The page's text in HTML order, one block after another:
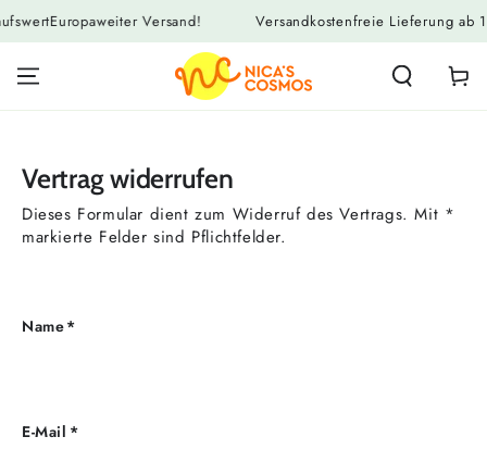
ZUM INHALT
SPRINGEN
Europaweiter Versand! Versandkostenfreie Lieferung ab
Vertrag widerrufen
Dieses Formular dient zum Widerruf des Vertrags. Mit *
markierte Felder sind Pflichtfelder.
Name*
E-Mail *